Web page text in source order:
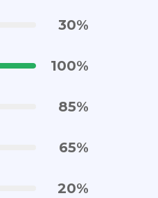
30%
100%
85%
65%
20%